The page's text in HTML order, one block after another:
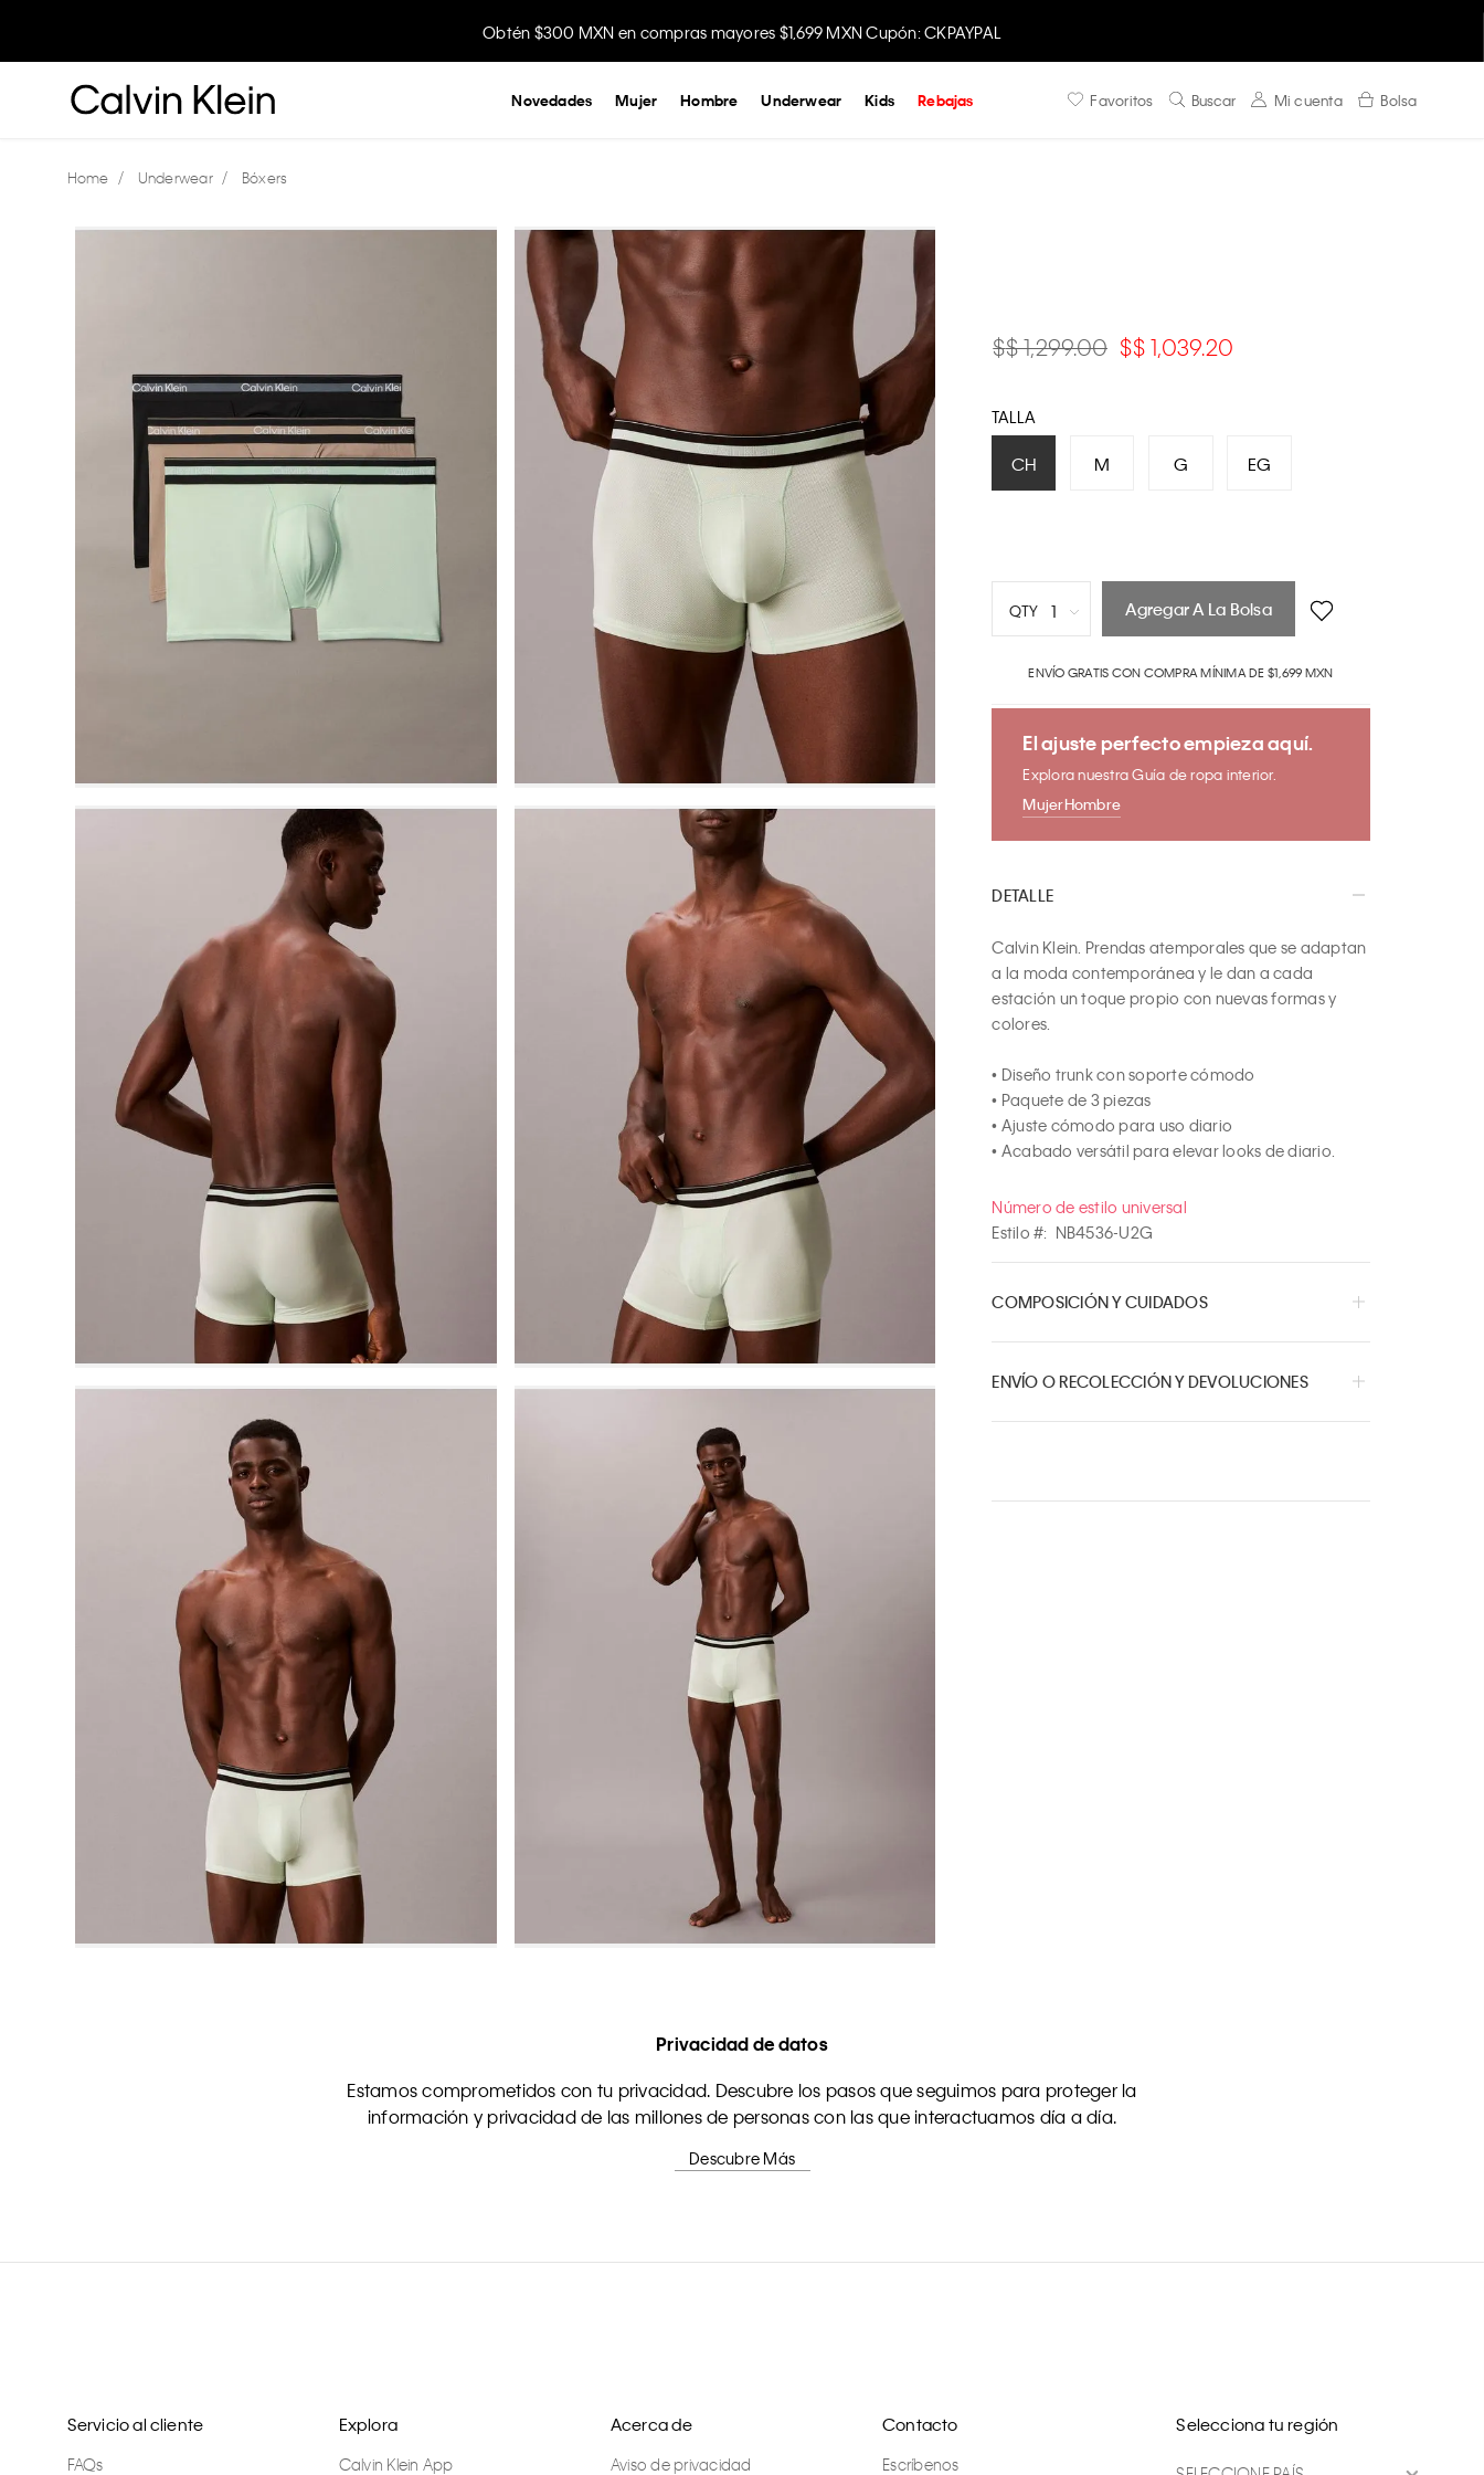
Obtén $300 MXN en compras mayores $1,699 MXN Cupón: CKPAYPAL
Disfruta envío gratis comprando en la app.
Favoritos Buscar Mi cuenta Bolsa
Novedades Mujer Hombre Underwear Kids Rebajas
Underwear Bóxers
$ 1,299.00 $ 1,039.20
TALLA
CH M G EG
QTY 1
3
8
10
Agregar A La Bolsa
ENVÍO GRATIS CON COMPRA MÍNIMA DE $1,699 MXN
El ajuste perfecto empieza aquí.
Explora nuestra Guía de ropa interior.
MujerHombre
DETALLE
Calvin Klein. Prendas atemporales que se adaptan
a la moda contemporánea y le dan a cada
estación un toque propio con nuevas formas y
colores.
• Diseño trunk con soporte cómodo
• Paquete de 3 piezas
• Ajuste cómodo para uso diario
• Acabado versátil para elevar looks de diario.
Número de estilo universal
Estilo #: NB4536-U2G
COMPOSICIÓN Y CUIDADOS
ENVÍO O RECOLECCIÓN Y DEVOLUCIONES
Privacidad de datos
Estamos comprometidos con tu privacidad. Descubre los pasos que seguimos para proteger la
información y privacidad de las millones de personas con las que interactuamos día a día.
Descubre Más
Servicio al cliente
FAQs
Explora
Calvin Klein App
Acerca de
Aviso de privacidad
Contacto
Escríbenos
Selecciona tu región